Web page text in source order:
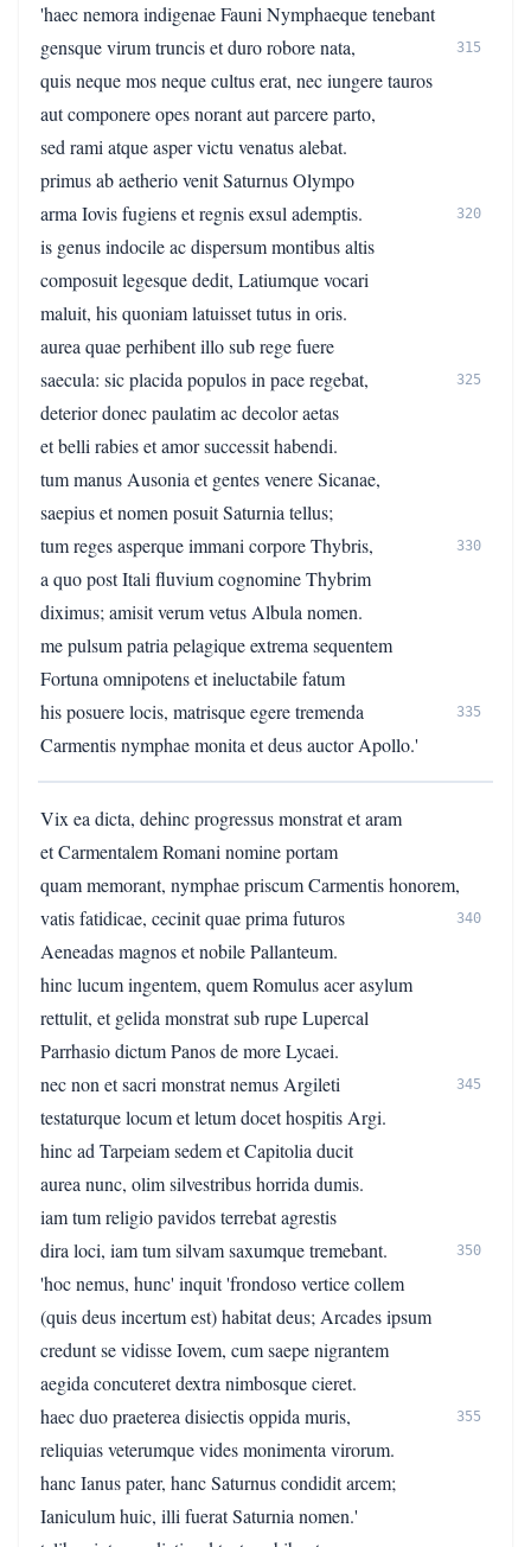
'haec nemora indigenae Fauni Nymphaeque tenebant
gensque virum truncis et duro robore nata,
315
quis neque mos neque cultus erat, nec iungere tauros
aut componere opes norant aut parcere parto,
sed rami atque asper victu venatus alebat.
primus ab aetherio venit Saturnus Olympo
arma Iovis fugiens et regnis exsul ademptis.
320
is genus indocile ac dispersum montibus altis
composuit legesque dedit, Latiumque vocari
maluit, his quoniam latuisset tutus in oris.
aurea quae perhibent illo sub rege fuere
saecula: sic placida populos in pace regebat,
325
deterior donec paulatim ac decolor aetas
et belli rabies et amor successit habendi.
tum manus Ausonia et gentes venere Sicanae,
saepius et nomen posuit Saturnia tellus;
tum reges asperque immani corpore Thybris,
330
a quo post Itali fluvium cognomine Thybrim
diximus; amisit verum vetus Albula nomen.
me pulsum patria pelagique extrema sequentem
Fortuna omnipotens et ineluctabile fatum
his posuere locis, matrisque egere tremenda
335
Carmentis nymphae monita et deus auctor Apollo.'
Vix ea dicta, dehinc progressus monstrat et aram
et Carmentalem Romani nomine portam
quam memorant, nymphae priscum Carmentis honorem,
vatis fatidicae, cecinit quae prima futuros
340
Aeneadas magnos et nobile Pallanteum.
hinc lucum ingentem, quem Romulus acer asylum
rettulit, et gelida monstrat sub rupe Lupercal
Parrhasio dictum Panos de more Lycaei.
nec non et sacri monstrat nemus Argileti
345
testaturque locum et letum docet hospitis Argi.
hinc ad Tarpeiam sedem et Capitolia ducit
aurea nunc, olim silvestribus horrida dumis.
iam tum religio pavidos terrebat agrestis
dira loci, iam tum silvam saxumque tremebant.
350
'hoc nemus, hunc' inquit 'frondoso vertice collem
(quis deus incertum est) habitat deus; Arcades ipsum
credunt se vidisse Iovem, cum saepe nigrantem
aegida concuteret dextra nimbosque cieret.
haec duo praeterea disiectis oppida muris,
355
reliquias veterumque vides monimenta virorum.
hanc Ianus pater, hanc Saturnus condidit arcem;
Ianiculum huic, illi fuerat Saturnia nomen.'